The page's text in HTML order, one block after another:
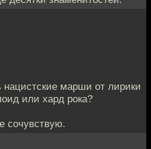
марши от лирики
или хард рока?
сочувствую.